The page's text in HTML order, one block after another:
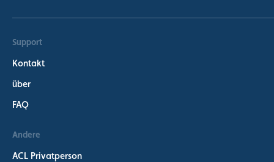
Support
Kontakt
über
FAQ
Andere
ACL Privatperson